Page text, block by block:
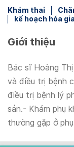
Khám thai
kế hoạch hóa
Giới thiệu
Bác sĩ Hoàng
và điều trị bệnh
điều trị bệnh lý
sản.- Khám phụ
thường gặp ở